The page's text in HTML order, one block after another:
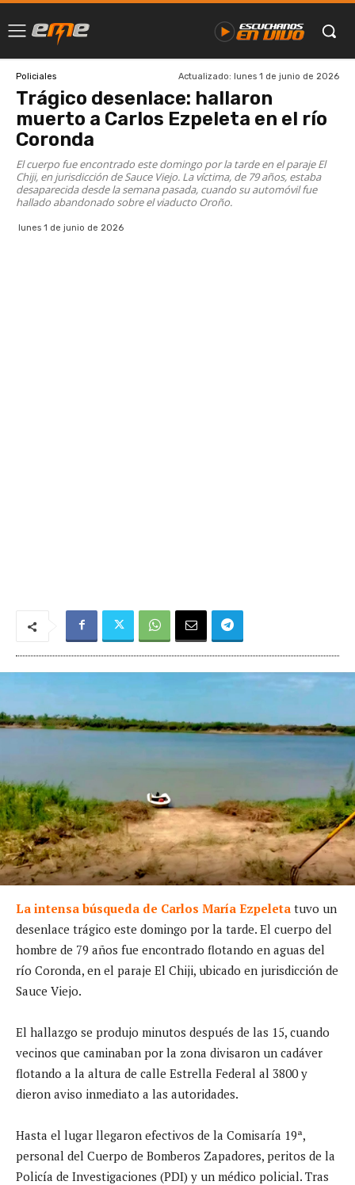
Policiales Actualizado: lunes 1 de junio de 2026
Trágico desenlace: hallaron
muerto a Carlos Ezpeleta en el río
Coronda
El cuerpo fue encontrado este domingo por la tarde en el paraje El
Chiji, en jurisdicción de Sauce Viejo. La víctima, de 79 años, estaba
desaparecida desde la semana pasada, cuando su automóvil fue
hallado abandonado sobre el viaducto Oroño.
lunes 1 de junio de 2026
La intensa búsqueda de Carlos María Ezpeleta tuvo un
desenlace trágico este domingo por la tarde. El cuerpo del
hombre de 79 años fue encontrado flotando en aguas del
río Coronda, en el paraje El Chiji, ubicado en jurisdicción de
Sauce Viejo.
El hallazgo se produjo minutos después de las 15, cuando
vecinos que caminaban por la zona divisaron un cadáver
flotando a la altura de calle Estrella Federal al 3800 y
dieron aviso inmediato a las autoridades.
Hasta el lugar llegaron efectivos de la Comisaría 19ª,
personal del Cuerpo de Bomberos Zapadores, peritos de la
Policía de Investigaciones (PDI) y un médico policial. Tras